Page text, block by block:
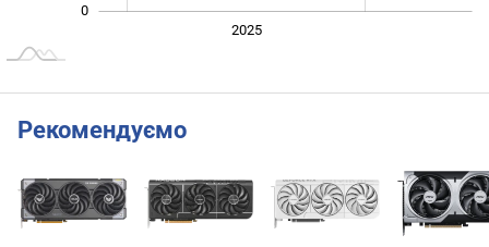
0
2025
Рекомендуємо